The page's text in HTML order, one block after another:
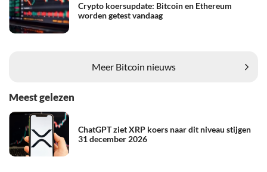
Crypto koersupdate: Bitcoin en Ethereum
worden getest vandaag
Meer Bitcoin nieuws
Meest gelezen
ChatGPT ziet XRP koers naar dit niveau stijgen
31 december 2026